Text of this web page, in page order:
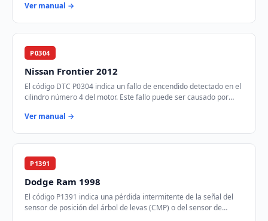
Ver manual →
P0304
Nissan Frontier 2012
El código DTC P0304 indica un fallo de encendido detectado en el
cilindro número 4 del motor. Este fallo puede ser causado por
Ver manual →
P1391
Dodge Ram 1998
El código P1391 indica una pérdida intermitente de la señal del
sensor de posición del árbol de levas (CMP) o del sensor de